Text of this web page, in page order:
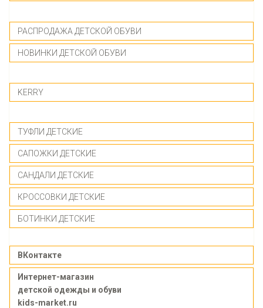
РАСПРОДАЖА ДЕТСКОЙ ОБУВИ
НОВИНКИ ДЕТСКОЙ ОБУВИ
KERRY
ТУФЛИ ДЕТСКИЕ
САПОЖКИ ДЕТСКИЕ
САНДАЛИ ДЕТСКИЕ
КРОССОВКИ ДЕТСКИЕ
БОТИНКИ ДЕТСКИЕ
ВКонтакте
Интернет-магазин
детской одежды и обуви
kids-market.ru